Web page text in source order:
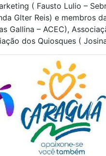
( Fausto Lulio –
Glter Reis) e membros
Gallina – ACEC),
dos Quiosques (